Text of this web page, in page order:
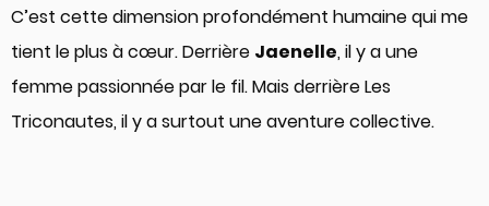
C’est cette dimension profondément humaine qui me
tient le plus à cœur. Derrière Jaenelle, il y a une
femme passionnée par le fil. Mais derrière Les
Triconautes, il y a surtout une aventure collective.